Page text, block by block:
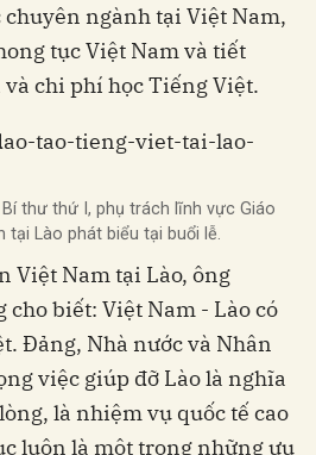
ngành tại Việt Nam,
tục Việt Nam và tiết
chi phí học Tiếng Việt.
thư thứ I, phụ trách lĩnh vực Giáo
tại Lào phát biểu tại buổi lễ.
Việt Nam tại Lào, ông
cho biết: Việt Nam - Lào có
Đảng, Nhà nước và Nhân
việc giúp đỡ Lào là nghĩa
là nhiệm vụ quốc tế cao
luôn là một trong những ưu